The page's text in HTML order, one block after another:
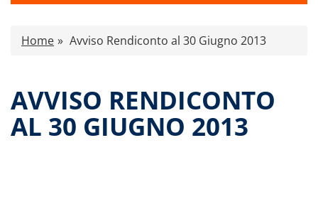
Caratteristiche
Documenti di offerta
Relazioni di gestione e Resoconti intermedi
Home Avviso Rendiconto al 30 Giugno 2013
AVVISO RENDICONTO
AL 30 GIUGNO 2013